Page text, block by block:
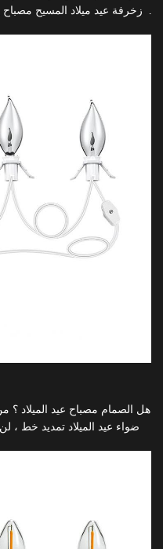
زخرفة عيد ميلاد المسيح
هل الصمام مصباح عيد الميلاد ؟
أضواء عيد الميلاد تمديد خط